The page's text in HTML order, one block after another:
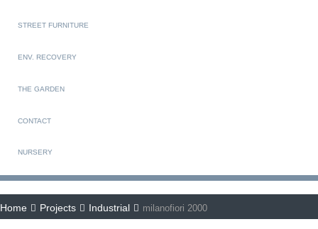
STREET FURNITURE
ENV. RECOVERY
THE GARDEN
CONTACT
NURSERY
Home Projects Industrial milanofiori 2000